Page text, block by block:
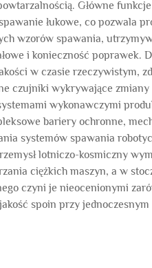
Główne
łukowe, co pozwala
wzorów spawania,
i konieczność
w czasie rzeczywistym,
czujniki wykrywające
wykonawczymi
bariery ochronne,
systemów spawania
lotniczo-kosmiczny
ciężkich maszyn, a w
czyni je nieocenionymi
spoin przy